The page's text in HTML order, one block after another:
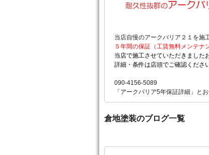
当店自慢のアークバリア２１を施
５年間の保証（工賃無料メンテナ
当店で施工させていただきました
詳細・条件は店頭でご確認ください
090-4156-5089
「アークバリア5年保証詳細」と
倉地塗装のブログ一覧